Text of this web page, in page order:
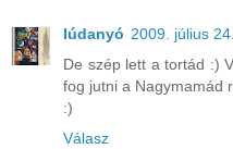
lúdanyó 2009. július
De szép lett a tortád :)
fog jutni a Nagymamád
:)
Válasz